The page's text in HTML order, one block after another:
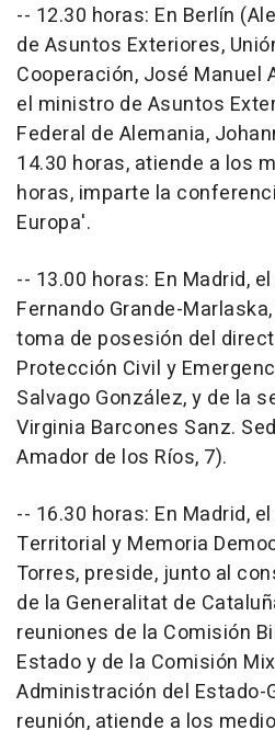
-- 12.30 horas: En Berlín
de Asuntos Exteriores,
Cooperación, José Manuel
el ministro de Asuntos
Federal de Alemania,
14.30 horas, atiende a los
horas, imparte la
Europa'.
-- 13.00 horas: En Madrid,
Fernando Grande-
toma de posesión del
Protección Civil y
Salvago González, y de la
Virginia Barcones Sanz.
Amador de los Ríos, 7).
-- 16.30 horas: En Madrid,
Territorial y Memoria
Torres, preside, junto al
de la Generalitat de
reuniones de la Comisión
Estado y de la Comisión
Administración del Estado-
reunión, atiende a los